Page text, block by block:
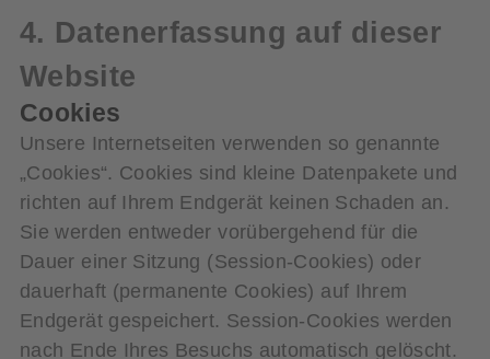
4. Datenerfassung auf dieser
Website
Cookies
Unsere Internetseiten verwenden so genannte
„Cookies“. Cookies sind kleine Datenpakete und
richten auf Ihrem Endgerät keinen Schaden an.
Sie werden entweder vorübergehend für die
Dauer einer Sitzung (Session-Cookies) oder
dauerhaft (permanente Cookies) auf Ihrem
Endgerät gespeichert. Session-Cookies werden
nach Ende Ihres Besuchs automatisch gelöscht.